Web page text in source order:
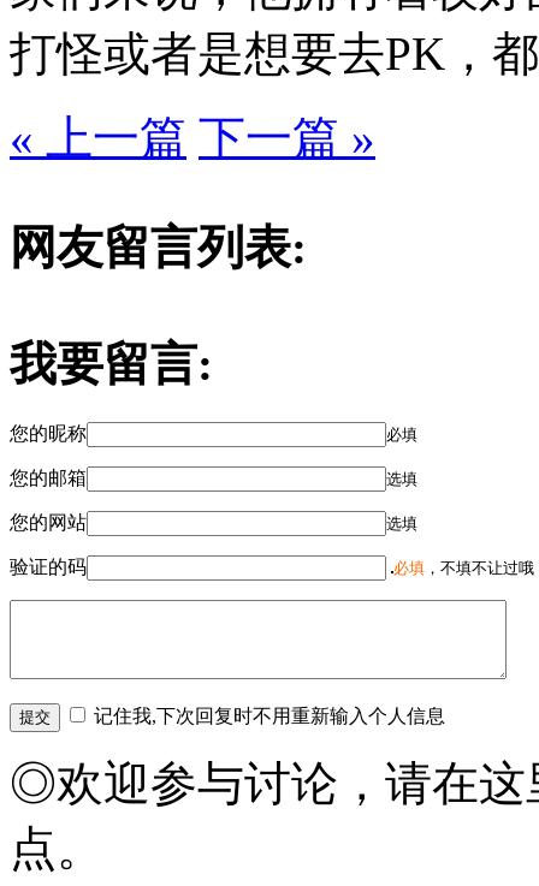
打怪或者是想要去PK，
« 上一篇 下一篇 »
网友留言列表:
我要留言:
您的昵称 必填
您的邮箱 选填
您的网站 选填
验证的码 必填 ，不填不让过
记住我,下次回复时不用重新输入个人信息
◎欢迎参与讨论，请在这
点。